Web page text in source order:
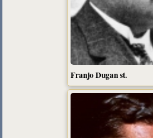
Franjo Dugan st.